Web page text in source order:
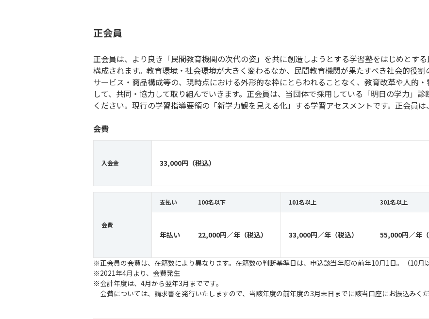
正会員
正会員は、より良き「民間教育機関の次代の姿」を共に創造しようとする学習塾をはじめとす
構成されます。教育環境・社会環境が大きく変わるなか、民間教育機関が果たすべき社会的役
サービス・商品構成等の、現時点における外形的な枠にとらわれることなく、教育改革や人的
して、共同・協力して取り組んでいきます。正会員は、当団体で採用している「明日の学力」
ください。現行の学習指導要領の「新学力観を見える化」する学習アセスメントです。正会員は
会費
入会金 33,000円（税込）
会費
支払い 100名以下 101名以上 301名以上
年払い 22,000円／年（税込） 33,000円／年（税込） 55,000円／年（
正会員の会費は、在籍数により異なります。在籍数の判断基準日は、申込該当年度の前年10月1日。（10月
2021年4月より、会費発生
会計年度は、4月から翌年3月までです。
会費については、請求書を発行いたしますので、当該年度の前年度の3月末日までに該当口座にお振込みく